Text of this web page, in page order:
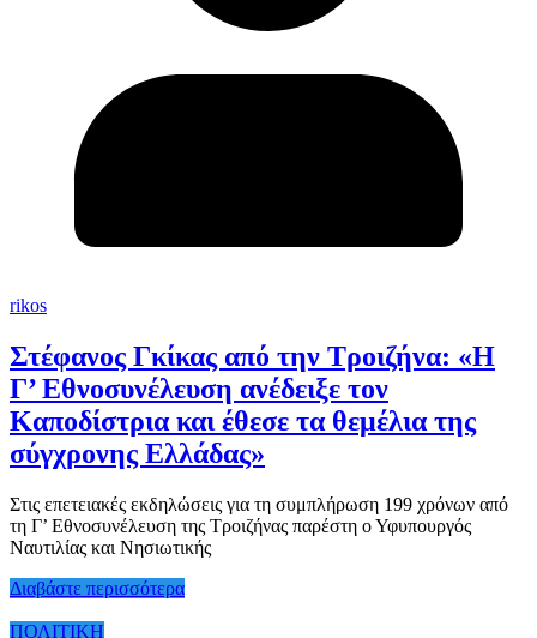
rikos
Στέφανος Γκίκας από την Τροιζήνα: «Η
Γ’ Εθνοσυνέλευση ανέδειξε τον
Καποδίστρια και έθεσε τα θεμέλια της
σύγχρονης Ελλάδας»
Στις επετειακές εκδηλώσεις για τη συμπλήρωση 199 χρόνων από
τη Γ’ Εθνοσυνέλευση της Τροιζήνας παρέστη ο Υφυπουργός
Ναυτιλίας και Νησιωτικής
Διαβάστε περισσότερα
ΠΟΛΙΤΙΚΗ